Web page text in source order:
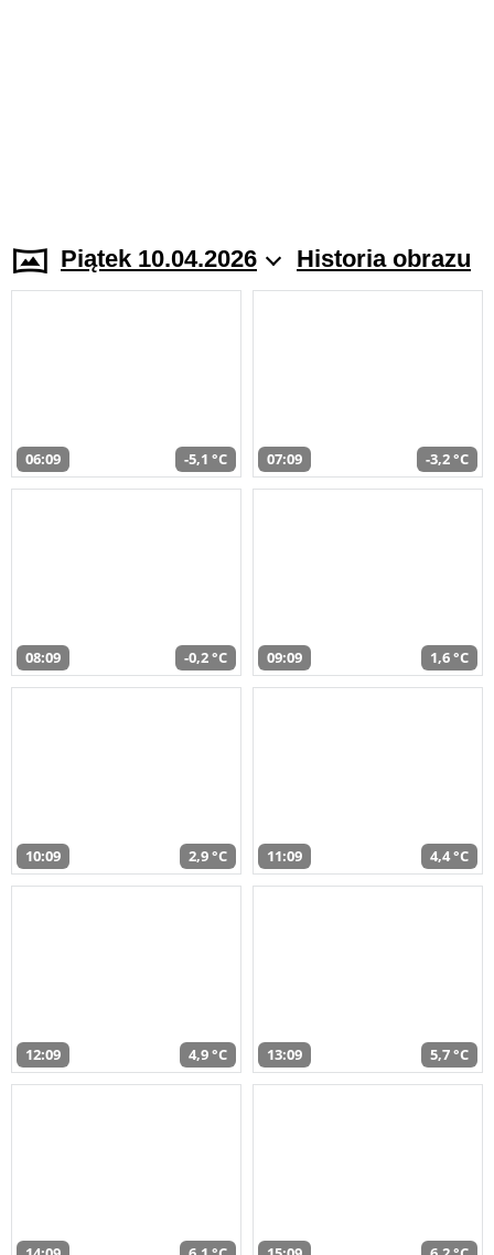
Piątek 10.04.2026 Historia obrazu
06:09 -5,1 °C 07:09 -3,2 °C
08:09 -0,2 °C 09:09 1,6 °C
10:09 2,9 °C 11:09 4,4 °C
12:09 4,9 °C 13:09 5,7 °C